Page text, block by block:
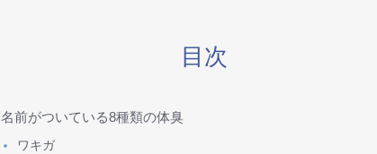
目次
名前がついている8種類の体臭
ワキガ